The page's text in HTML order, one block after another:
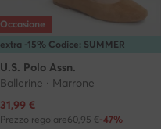
extra -15% Codice: SUMMER
Occasione
U.S. Polo Assn.
Ballerine · Marrone
Prezzo attuale
31,99 €
Prezzo regolare60,95 €-47%